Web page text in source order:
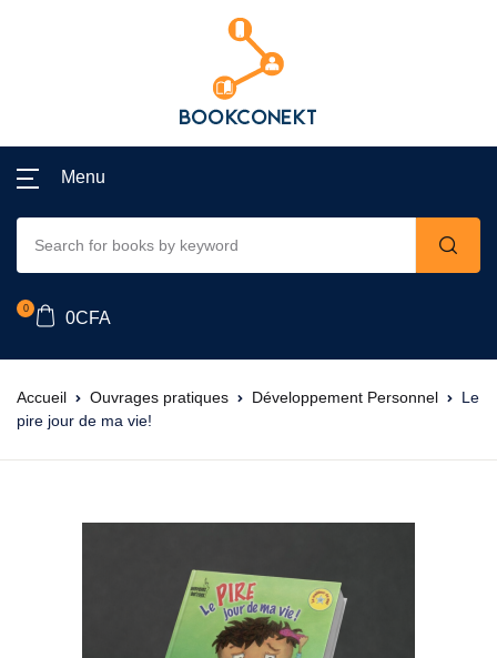
Menu
0
0CFA
Accueil Ouvrages pratiques Développement Personnel
Le
pire jour de ma vie!